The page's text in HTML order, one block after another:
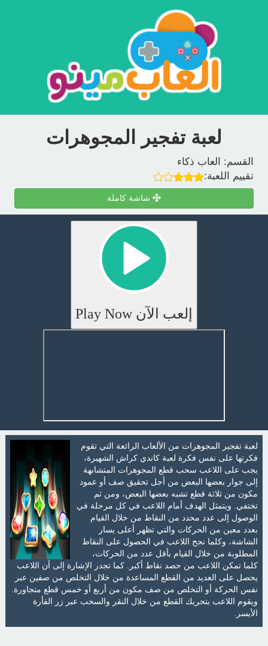
لعبة تفجير المجوهرات
القسم:
العاب ذكاء
تقييم اللعبة:
شاشة كاملة
إلعب الآن Play Now
لعبة تفجير المجوهرات من الألعاب الرائعة التي تقوم
فكرتها على نفس فكرة لعبة كاندي كراش الشهيرة،
يجب على اللاعب سحب قطع المجوهرات المتشابهة
إلى جوار بعضها البعض من أجل تحقيق صف أو عمود
مكون من ثلاثة قطع تشبه بعضها البعض، ومن ثم
تختفي. ويتمثل الهدف أمام اللاعب في كل مرحلة في
الوصول إلى عدد محدد من النقاط من خلال القيام
بعدد معين من الحركات والتي تظهر أعلى يسار
الشاشة، وكلما نجح اللاعب في الحصول على النقاط
المطلوبة من خلال القيام بأقل عدد من الحركات،
كلما تمكن اللاعب من حصد نقاط أكبر. كما تجدر الإشارة إلى أن اللاعب
يحصل على العديد من القطع المساعدة من خلال التخلص من صفين عبر
نفس الحركة أو التخلص من صف مكون من أربع أو خمس قطع متجاورة.
ويقوم اللاعب بتحريك القطع من خلال النقر والسحب عبر زر الفأرة
الأيسر.